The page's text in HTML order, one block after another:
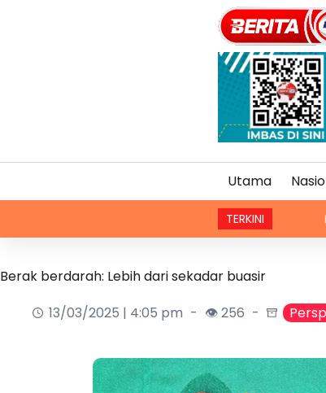
Utama
TERKINI
Industri mudah
Berak berdarah: Lebih dari sekadar buasir
13/03/2025 | 4:05 pm
👁 256